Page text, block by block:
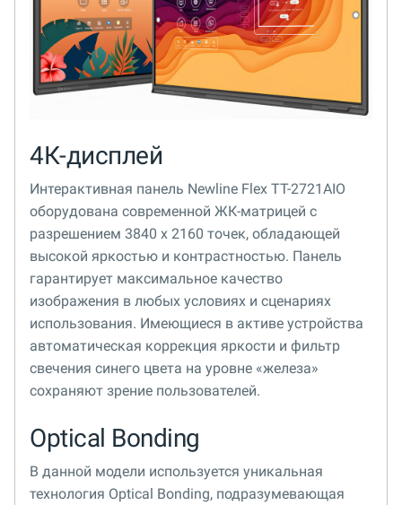
4К-дисплей
Интерактивная панель Newline Flex TT-2721AIO
оборудована современной ЖК-матрицей с
разрешением 3840 х 2160 точек, обладающей
высокой яркостью и контрастностью. Панель
гарантирует максимальное качество
изображения в любых условиях и сценариях
использования. Имеющиеся в активе устройства
автоматическая коррекция яркости и фильтр
свечения синего цвета на уровне «железа»
сохраняют зрение пользователей.
Optical Bonding
В данной модели используется уникальная
технология Optical Bonding, подразумевающая